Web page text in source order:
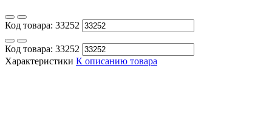
Код товара: 33252
Код товара: 33252
Характеристики К описанию товара